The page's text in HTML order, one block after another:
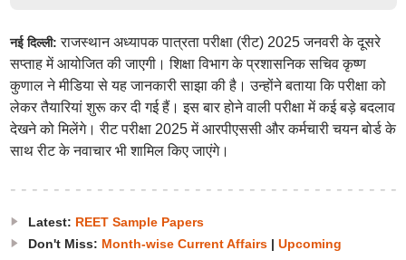
नई दिल्ली:राजस्थान अध्यापक पात्रता परीक्षा (रीट) 2025 जनवरी के दूसरे
सप्ताह में आयोजित की जाएगी। शिक्षा विभाग के प्रशासनिक सचिव कृष्ण
कुणाल ने मीडिया से यह जानकारी साझा की है। उन्होंने बताया कि परीक्षा को
लेकर तैयारियां शुरू कर दी गई हैं। इस बार होने वाली परीक्षा में कई बड़े बदलाव
देखने को मिलेंगे। रीट परीक्षा 2025 में आरपीएससी और कर्मचारी चयन बोर्ड के
साथ रीट के नवाचार भी शामिल किए जाएंगे।
Latest: REET Sample Papers
Don't Miss: Month-wise Current Affairs| Upcoming